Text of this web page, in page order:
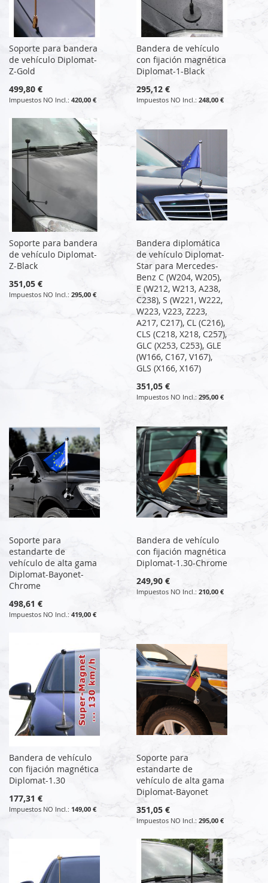
Soporte para bandera
de vehículo Diplomat-
Z-Gold
499,80 €
420,00 €
Bandera de vehículo
con fijación magnética
Diplomat-1-Black
295,12 €
248,00 €
Soporte para bandera
de vehículo Diplomat-
Z-Black
351,05 €
295,00 €
Bandera diplomática
de vehículo Diplomat-
Star para Mercedes-
Benz C (W204, W205),
E (W212, W213, A238,
C238), S (W221, W222,
W223, V223, Z223,
A217, C217), CL (C216),
CLS (C218, X218, C257),
GLC (X253, C253), GLE
(W166, C167, V167),
GLS (X166, X167)
351,05 €
295,00 €
Soporte para
estandarte de
vehículo de alta gama
Diplomat-Bayonet-
Chrome
498,61 €
419,00 €
Bandera de vehículo
con fijación magnética
Diplomat-1.30-Chrome
249,90 €
210,00 €
Bandera de vehículo
con fijación magnética
Diplomat-1.30
177,31 €
149,00 €
Soporte para
estandarte de
vehículo de alta gama
Diplomat-Bayonet
351,05 €
295,00 €